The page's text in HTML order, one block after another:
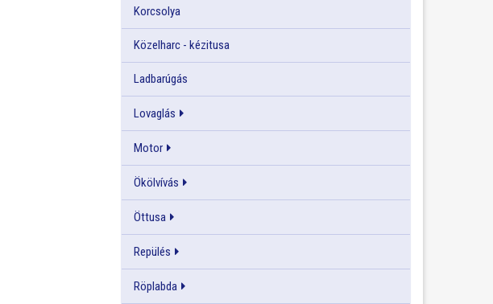
Korcsolya
Közelharc - kézitusa
Ladbarúgás
Lovaglás
Motor
Ökölvívás
Öttusa
Repülés
Röplabda